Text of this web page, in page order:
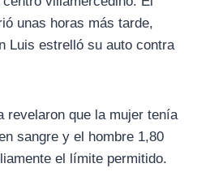
unas horas más tarde,
Luis estrelló su auto contra
revelaron que la mujer tenía
sangre y el hombre 1,80
el límite permitido.